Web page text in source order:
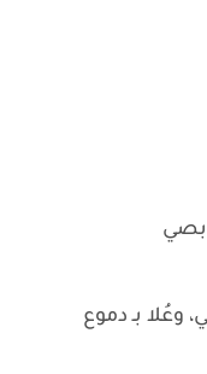
بصي
وعُلا بـ دموع